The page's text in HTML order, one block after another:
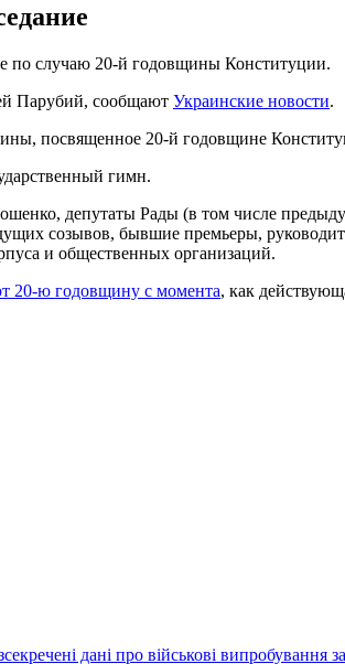
по случаю 20-й годовщины Конституции.
Парубий, сообщают Украинские новости.
посвященное 20-й годовщине
гимн.
депутаты Рады (в том числе
созывов, бывшие премьеры,
и общественных организаций.
20-ю годовщину с момента, как